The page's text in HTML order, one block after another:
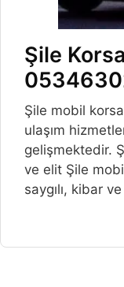
Şile
Şile mobil
ulaşım
gelişmektedir.
ve elit Şile
saygılı, kibar